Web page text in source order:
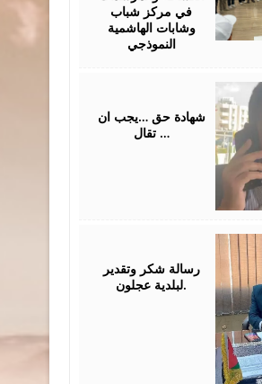
في مركز شباب
وشابات الهاشمية
النموذجي
شهادة حق …يجب ان
تقال …
2026
رسالة شكر وتقدير
لبلدية عجلون.